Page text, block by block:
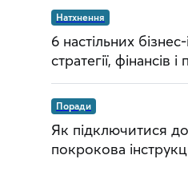
Натхнення
6 настільних
стратегії, фінансів
Поради
Як підключитися
покрокова